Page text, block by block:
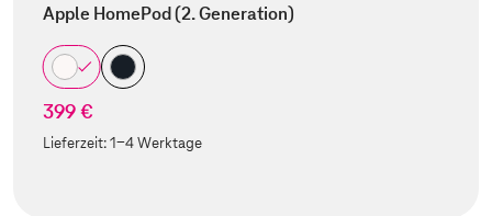
Apple HomePod (2. Generation)
399 €
Lieferzeit:1-4 Werktage